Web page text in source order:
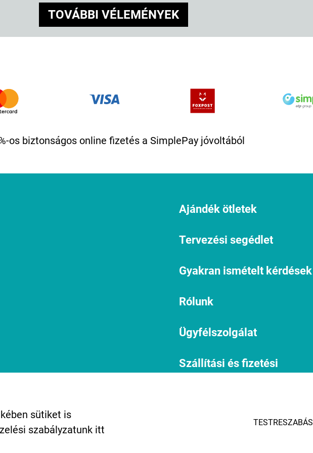
TOVÁBBI VÉLEMÉNYEK
os biztonságos online fizetés a SimplePay jóvoltából
Ajándék ötletek
Tervezési segédlet
Gyakran ismételt kérdések
Rólunk
Ügyfélszolgálat
Szállítási és fizetési
info@kreativtok.hu
sütiket is
szabályzatunk itt
TESTRESZABÁS